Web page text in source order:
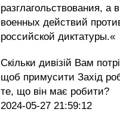
разглагольствования, а
военных действий
российской диктатуры.«
Скільки дивізій Вам
щоб примусити Захід
те, що він має робити?
2024-05-27 21:59:12